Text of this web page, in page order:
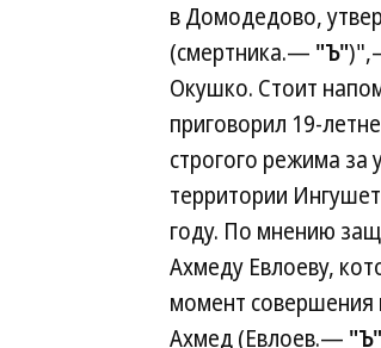
в Домодедово,
(смертника.— "Ъ"
Окушко. Стоит
приговорил 19-
строгого режима
территории
году. По мнению
Ахмеду Евлоеву,
момент совершения
Ахмед (Евлоев.— "Ъ"